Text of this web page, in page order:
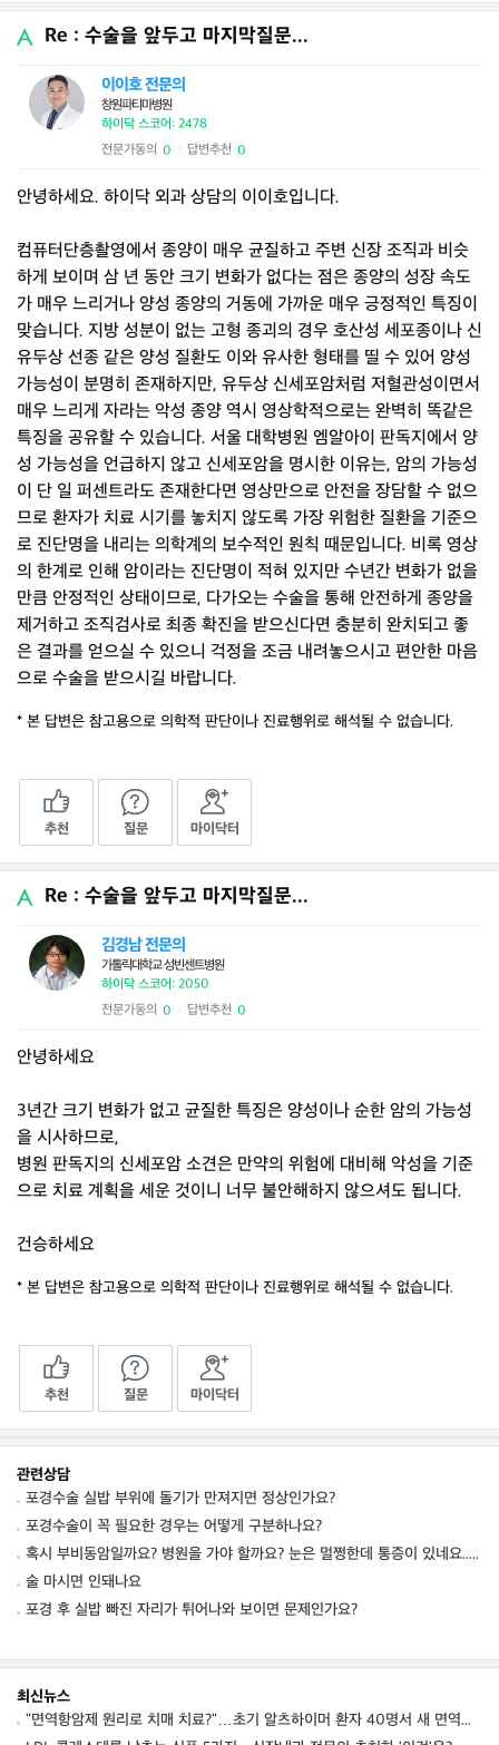
Re : 수술을 앞두고 마지막질문...
이이호 전문의
창원파티마병원
하이닥 스코어: 2478
전문가동의 0 답변추천 0
안녕하세요. 하이닥 외과 상담의 이이호입니다.
컴퓨터단층촬영에서 종양이 매우 균질하고 주변 신장 조직과 비슷
하게 보이며 삼 년 동안 크기 변화가 없다는 점은 종양의 성장 속도
가 매우 느리거나 양성 종양의 거동에 가까운 매우 긍정적인 특징이
맞습니다. 지방 성분이 없는 고형 종괴의 경우 호산성 세포종이나 신
유두상 선종 같은 양성 질환도 이와 유사한 형태를 띨 수 있어 양성
가능성이 분명히 존재하지만, 유두상 신세포암처럼 저혈관성이면서
매우 느리게 자라는 악성 종양 역시 영상학적으로는 완벽히 똑같은
특징을 공유할 수 있습니다. 서울 대학병원 엠알아이 판독지에서 양
성 가능성을 언급하지 않고 신세포암을 명시한 이유는, 암의 가능성
이 단 일 퍼센트라도 존재한다면 영상만으로 안전을 장담할 수 없으
므로 환자가 치료 시기를 놓치지 않도록 가장 위험한 질환을 기준으
로 진단명을 내리는 의학계의 보수적인 원칙 때문입니다. 비록 영상
의 한계로 인해 암이라는 진단명이 적혀 있지만 수년간 변화가 없을
만큼 안정적인 상태이므로, 다가오는 수술을 통해 안전하게 종양을
제거하고 조직검사로 최종 확진을 받으신다면 충분히 완치되고 좋
은 결과를 얻으실 수 있으니 걱정을 조금 내려놓으시고 편안한 마음
으로 수술을 받으시길 바랍니다.
* 본 답변은 참고용으로 의학적 판단이나 진료행위로 해석될 수 없습니다.
추천 질문 마이닥터
Re : 수술을 앞두고 마지막질문...
김경남 전문의
가톨릭대학교 성빈센트병원
하이닥 스코어: 2050
전문가동의 0 답변추천 0
안녕하세요
3년간 크기 변화가 없고 균질한 특징은 양성이나 순한 암의 가능성
을 시사하므로,
병원 판독지의 신세포암 소견은 만약의 위험에 대비해 악성을 기준
으로 치료 계획을 세운 것이니 너무 불안해하지 않으셔도 됩니다.
건승하세요
* 본 답변은 참고용으로 의학적 판단이나 진료행위로 해석될 수 없습니다.
추천 질문 마이닥터
관련상담
포경수술 실밥 부위에 돌기가 만져지면 정상인가요?
포경수술이 꼭 필요한 경우는 어떻게 구분하나요?
혹시 부비동암일까요? 병원을 가야 할까요? 눈은 멀쩡한데 통증이 있네요.. 눈꺼
술 마시면 인돼나요
포경 후 실밥 빠진 자리가 튀어나와 보이면 문제인가요?
최신뉴스
"면역항암제 원리로 치매 치료?"…초기 알츠하이머 환자 40명서 새 면역항체 안전성 확인